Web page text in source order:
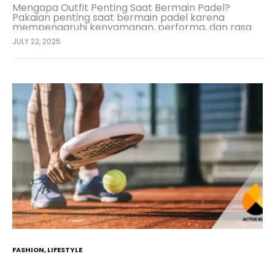
Mengapa Outfit Penting Saat Bermain Padel?
Pakaian penting saat bermain padel karena
mempengaruhi kenyamanan, performa, dan rasa
percaya diri. Pakaian yang tepat memungkinkan
pergerakan bebas, menyerap keringat, dan
menjaga suhu…
JULY 22, 2025
FASHION,LIFESTYLE